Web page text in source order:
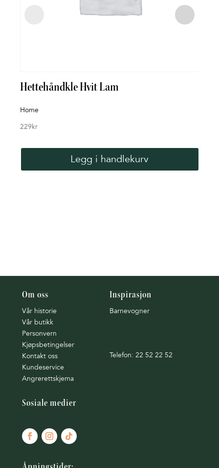
Hettehåndkle Hvit Lam
Home
229kr
Legg i handlekurv
Om oss
Vår historie
Vår butikk
Personvern
Kjøpsbetingelser
Kontakt oss
Kundeservice
Angrerettskjema
Inspirasjon
Barnevogner
Telefon: 22 52 22 52
Sosiale medier